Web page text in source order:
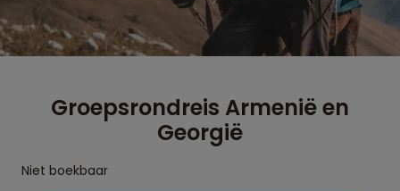
Groepsrondreis Armenië en
Georgië
Niet boekbaar